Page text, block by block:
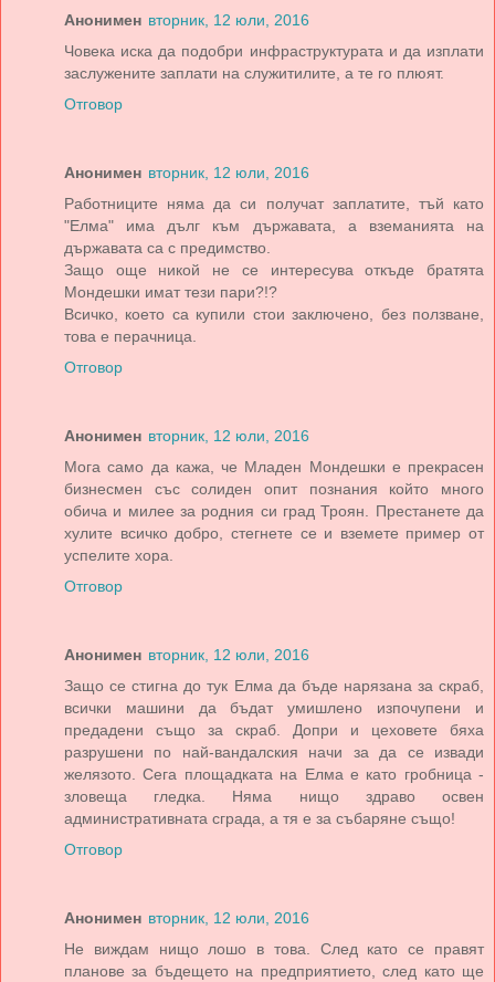
Анонимен вторник, 12 юли, 2016
Човека иска да подобри инфраструктурата и да изплати
заслужените заплати на служитилите, а те го плюят.
Отговор
Анонимен вторник, 12 юли, 2016
Работниците няма да си получат заплатите, тъй като
"Елма" има дълг към държавата, а вземанията на
държавата са с предимство.
Защо още никой не се интересува откъде братята
Мондешки имат тези пари?!?
Всичко, което са купили стои заключено, без ползване,
това е перачница.
Отговор
Анонимен вторник, 12 юли, 2016
Мога само да кажа, че Младен Мондешки е прекрасен
бизнесмен със солиден опит познания който много
обича и милее за родния си град Троян. Престанете да
хулите всичко добро, стегнете се и вземете пример от
успелите хора.
Отговор
Анонимен вторник, 12 юли, 2016
Защо се стигна до тук Елма да бъде нарязана за скраб,
всички машини да бъдат умишлено изпочупени и
предадени също за скраб. Допри и цеховете бяха
разрушени по най-вандалския начи за да се извади
желязото. Сега площадката на Елма е като гробница -
зловеща гледка. Няма нищо здраво освен
административната сграда, а тя е за събаряне също!
Отговор
Анонимен вторник, 12 юли, 2016
Не виждам нищо лошо в това. След като се правят
планове за бъдещето на предприятието, след като ще